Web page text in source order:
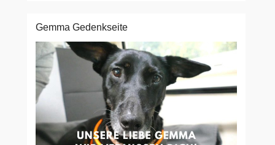
Gemma Gedenkseite